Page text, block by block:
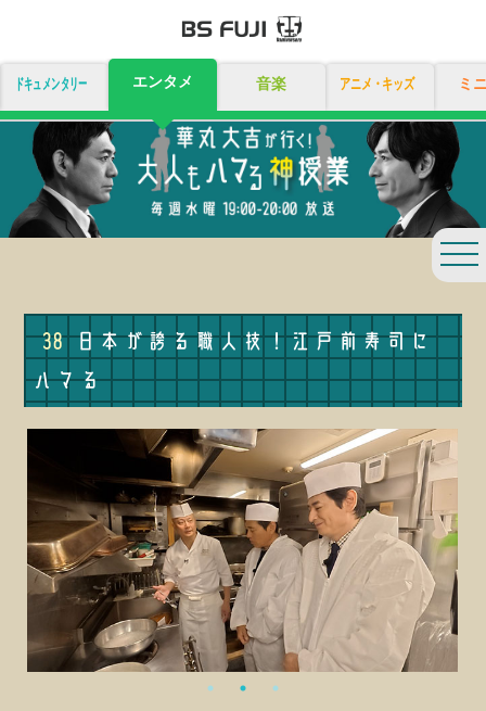
ドキュメンタリー エンタメ 音楽 アニメ・キッズ ミ
38 日本が誇る職人技！江戸前寿司に
ハマる